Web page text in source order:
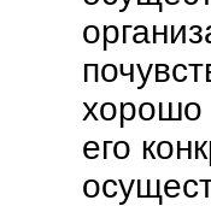
хорошо
его